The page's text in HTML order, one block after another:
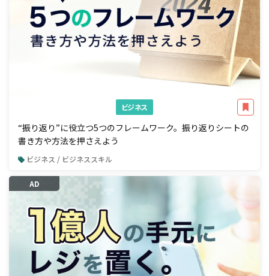
ビジネス
“振り返り”に役立つ5つのフレームワーク。振り返りシートの
書き方や方法を押さえよう
ビジネス / ビジネススキル
AD